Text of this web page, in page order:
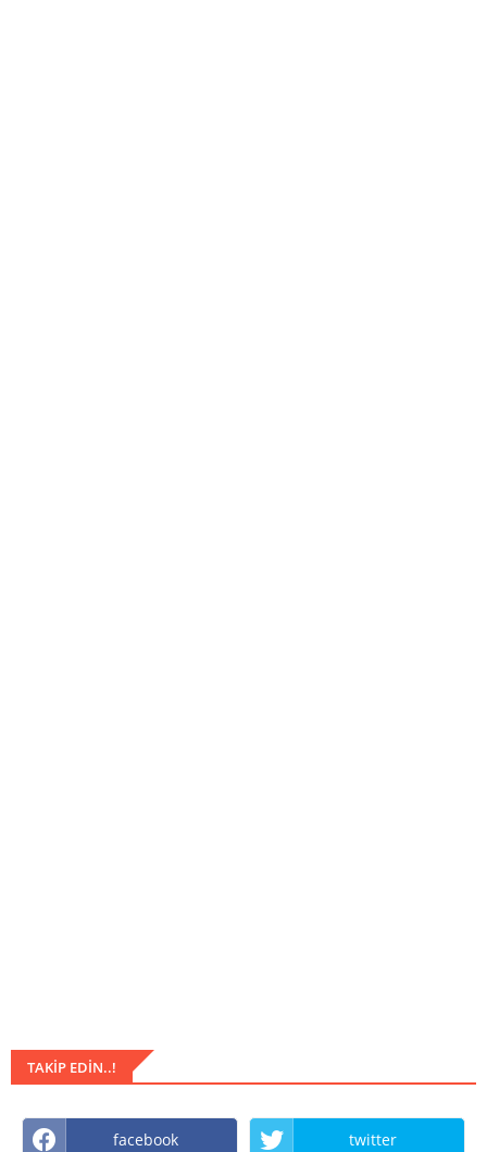
TAKIP EDIN..!
facebook twitter